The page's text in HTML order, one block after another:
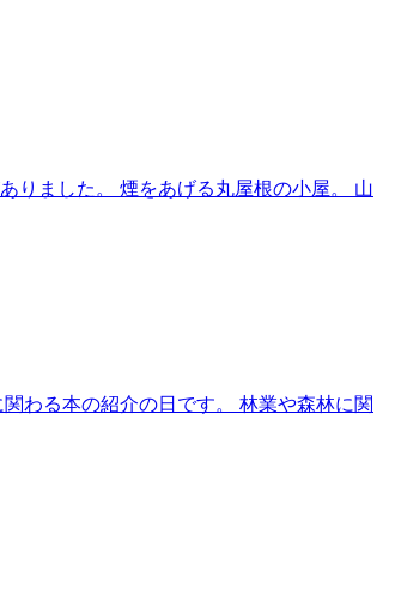
りました。 煙をあげる丸屋根の小屋。 山
わる本の紹介の日です。 林業や森林に関